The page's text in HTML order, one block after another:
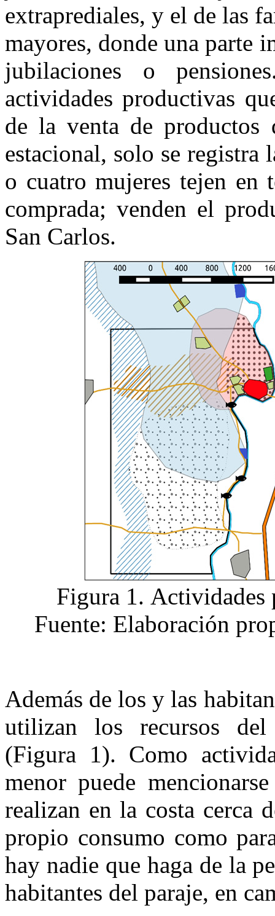
extraprediales, y el de las
mayores, donde una parte
jubilaciones o
actividades productivas
de la venta de productos
estacional, solo se registra
o cuatro mujeres tejen en
comprada; venden el
San Carlos.
Figura 1. Actividades
Fuente: Elaboración
Además de los y las
utilizan los recursos
(Figura 1). Como
menor puede
realizan en la costa cerca
propio consumo como
hay nadie que haga de la
habitantes del paraje, en